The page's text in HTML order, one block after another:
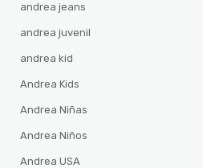
andrea jeans
andrea juvenil
andrea kid
Andrea Kids
Andrea Niñas
Andrea Niños
Andrea USA